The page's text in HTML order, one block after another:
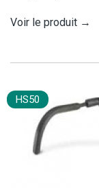
Voir le produit →
HS50